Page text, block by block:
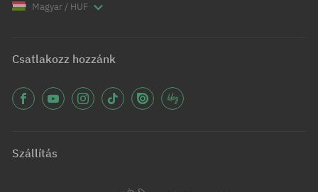
Magyar / HUF
Csatlakozz hozzánk
Szállítás